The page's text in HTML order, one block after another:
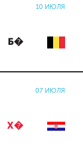
10 ИЮЛЯ
Б�
07 ИЮЛЯ
Х�